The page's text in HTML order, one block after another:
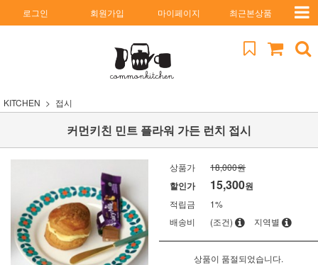
로그인 회원가입 마이페이지 최근본상품
KITCHEN 접시
커먼키친 민트 플라워 가든 런치 접시
상품가 18,000원
할인가 15,300원
적립금
1%
배송비
(조건) 지역별
상품이 품절되었습니다.